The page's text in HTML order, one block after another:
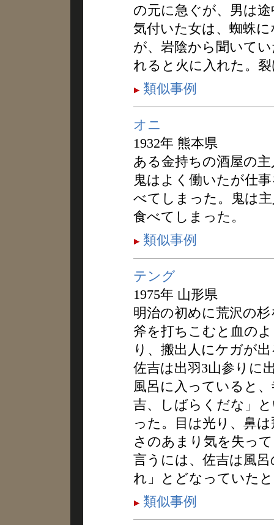
の元に急ぐが、男は
気付いた女は、蜘蛛
が、岩陰から聞いて
れると火に入れた。
類似事例
オニ
1932年 熊本県
ある金持ちの酒屋の
鬼はよく働いたが仕
べてしまった。鬼は
食べてしまった。
類似事例
テング
1975年 山形県
明治の初めに荒沢の
斧を打ちこむと血の
り、搬出人にケガが
佐吉は出羽3山参りに
風呂に入っていると
吉、しばらくだな」
った。目は光り、鼻
さのあまり気を失っ
言うには、佐吉は風
れ」とどなっていた
類似事例